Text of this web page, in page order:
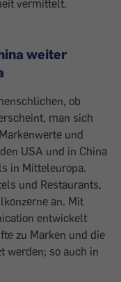
vermittelt.
weiter
ob
man sich
und
USA und in China
in Mitteleuropa.
und Restaurants,
an. Mit
entwickelt
zu Marken und die
werden; so auch in